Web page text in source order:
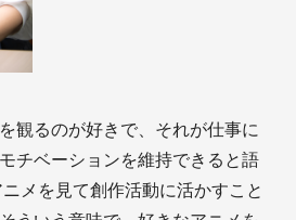
観るのが好きで、それが仕事に
チベーションを維持できると語
メを見て創作活動に活かすこと